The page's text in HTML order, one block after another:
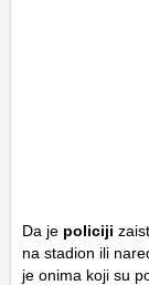
Da je policiji
na stadion ili
je onima koji su